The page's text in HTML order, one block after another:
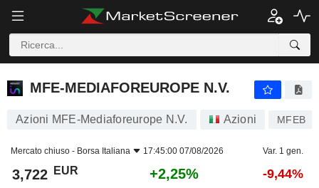
MFE-MEDIAFOREUROPE N.V.
MFE-MEDIAFOREUROPE N.V.
Azioni MFE-Mediaforeurope N.V. Azioni MFEB
Mercato chiuso - Borsa Italiana 17:45:00 07/08/2026 Var. 1 gen.
3,722 EUR +2,25% -9,44%